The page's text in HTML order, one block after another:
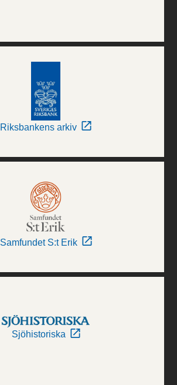
Riksbankens arkiv
Samfundet S:t Erik
Sjöhistoriska